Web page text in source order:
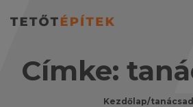
Címke:
Kezdőlap/